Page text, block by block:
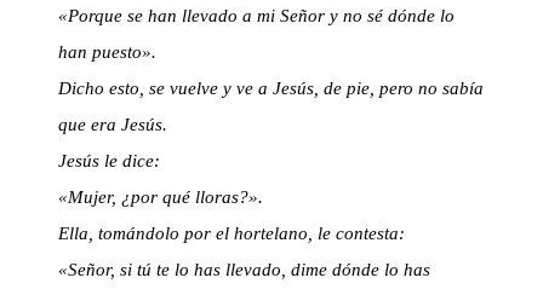
«Porque se han llevado a mi Señor y no sé dónde lo
han puesto».
Dicho esto, se vuelve y ve a Jesús, de pie, pero no sabía
que era Jesús.
Jesús le dice:
«Mujer, ¿por qué lloras?».
Ella, tomándolo por el hortelano, le contesta:
«Señor, si tú te lo has llevado, dime dónde lo has